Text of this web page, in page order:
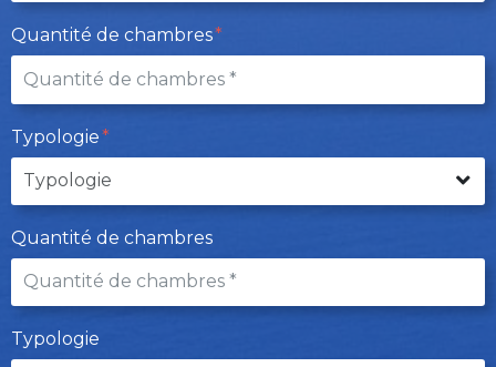
Quantité de chambres
Typologie
Quantité de chambres
Typologie